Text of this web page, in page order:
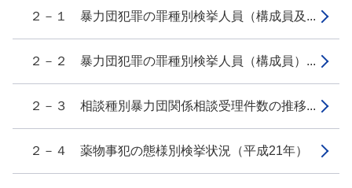
２－１ 暴力団犯罪の罪種別検挙人員（構成員及...
２－２ 暴力団犯罪の罪種別検挙人員（構成員）...
２－３ 相談種別暴力団関係相談受理件数の推移...
２－４ 薬物事犯の態様別検挙状況（平成21年）